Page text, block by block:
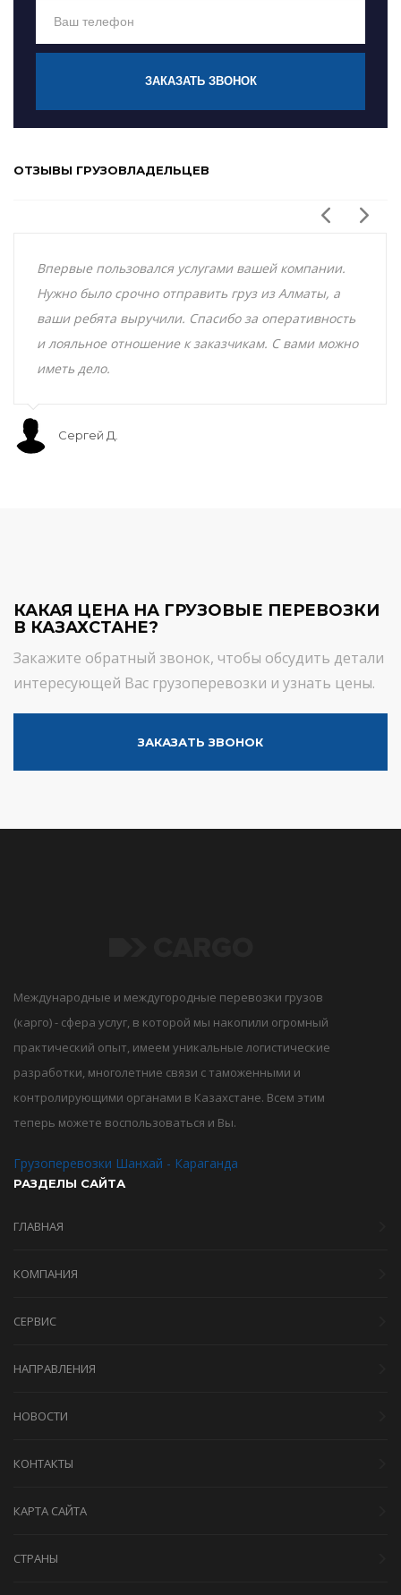
ЗАКАЗАТЬ ЗВОНОК
ОТЗЫВЫ ГРУЗОВЛАДЕЛЬЦЕВ
Впервые пользовался услугами вашей компании.
Нужно было срочно отправить груз из Алматы, а
ваши ребята выручили. Спасибо за оперативность
и лояльное отношение к заказчикам. С вами можно
иметь дело.
Сергей Д.
КАКАЯ ЦЕНА НА ГРУЗОВЫЕ ПЕРЕВОЗКИ
В КАЗАХСТАНЕ?
Закажите обратный звонок, чтобы обсудить детали
интересующей Вас грузоперевозки и узнать цены.
ЗАКАЗАТЬ ЗВОНОК
Международные и междугородные перевозки грузов
(карго) - сфера услуг, в которой мы накопили огромный
практический опыт, имеем уникальные логистические
разработки, многолетние связи с таможенными и
контролирующими органами в Казахстане. Всем этим
теперь можете воспользоваться и Вы.
Грузоперевозки Шанхай - Караганда
РАЗДЕЛЫ САЙТА
ГЛАВНАЯ
КОМПАНИЯ
СЕРВИС
НАПРАВЛЕНИЯ
НОВОСТИ
КОНТАКТЫ
КАРТА САЙТА
СТРАНЫ